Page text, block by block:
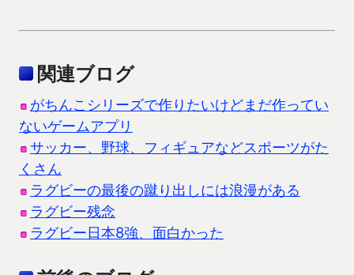
関連ブログ
がちんこシリーズで作りたいけどまだ作ってい
ないゲームアプリ
サッカー、野球、フィギュアなどスポーツがた
くさん
ラグビーの最後の蹴り出しには浪漫がある
ラグビー残念
ラグビー日本8強、面白かった